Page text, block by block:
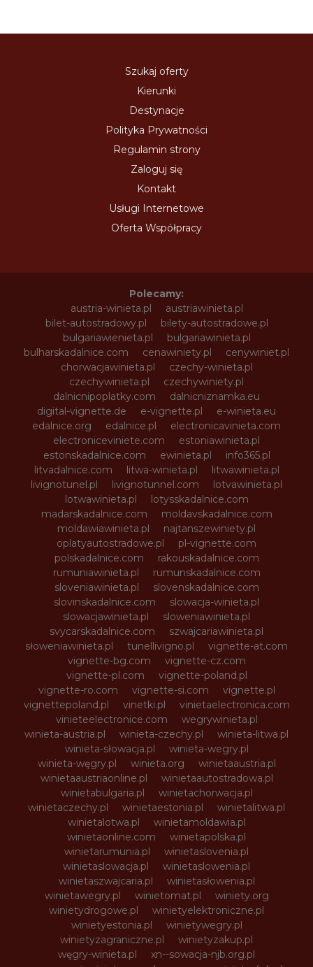
Szukaj oferty
Kierunki
Destynacje
Polityka Prywatności
Regulamin strony
Zaloguj się
Kontakt
Usługi Internetowe
Oferta Współpracy
Polecamy:
austria-winieta.pl
austriawinieta.pl
bilet-autostradowy.pl
bilety-autostradowe.pl
bulgariawienieta.pl
bulgariawinieta.pl
bulharskadalnice.com
cenawiniety.pl
cenywiniet.pl
chorwacjawinieta.pl
czechy-winieta.pl
czechywinieta.pl
czechywiniety.pl
dalnicnipoplatky.com
dalnicniznamka.eu
digital-vignette.de
e-vignette.pl
e-winieta.eu
edalnice.org
edalnice.pl
electronicavinieta.com
electroniceviniete.com
estoniawinieta.pl
estonskadalnice.com
ewinieta.pl
info365.pl
litvadalnice.com
litwa-winieta.pl
litwawinieta.pl
livignotunel.pl
livignotunnel.com
lotvawinieta.pl
lotwawinieta.pl
lotysskadalnice.com
madarskadalnice.com
moldavskadalnice.com
moldawiawinieta.pl
najtanszewiniety.pl
oplatyautostradowe.pl
pl-vignette.com
polskadalnice.com
rakouskadalnice.com
rumuniawinieta.pl
rumunskadalnice.com
sloveniawinieta.pl
slovenskadalnice.com
slovinskadalnice.com
slowacja-winieta.pl
slowacjawinieta.pl
sloweniawinieta.pl
svycarskadalnice.com
szwajcariawinieta.pl
słoweniawinieta.pl
tunellivigno.pl
vignette-at.com
vignette-bg.com
vignette-cz.com
vignette-pl.com
vignette-poland.pl
vignette-ro.com
vignette-si.com
vignette.pl
vignettepoland.pl
vinetki.pl
vinietaelectronica.com
vinieteelectronice.com
wegrywinieta.pl
winieta-austria.pl
winieta-czechy.pl
winieta-litwa.pl
winieta-słowacja.pl
winieta-wegry.pl
winieta-węgry.pl
winieta.org
winietaaustria.pl
winietaaustriaonline.pl
winietaautostradowa.pl
winietabulgaria.pl
winietachorwacja.pl
winietaczechy.pl
winietaestonia.pl
winietalitwa.pl
winietalotwa.pl
winietamoldawia.pl
winietaonline.com
winietapolska.pl
winietarumunia.pl
winietaslovenia.pl
winietaslowacja.pl
winietaslowenia.pl
winietaszwajcaria.pl
winietasłowenia.pl
winietawegry.pl
winietomat.pl
winiety.org
winietydrogowe.pl
winietyelektroniczne.pl
winietyestonia.pl
winietywegry.pl
winietyzagraniczne.pl
winietyzakup.pl
węgry-winieta.pl
xn--sowacja-njb.org.pl